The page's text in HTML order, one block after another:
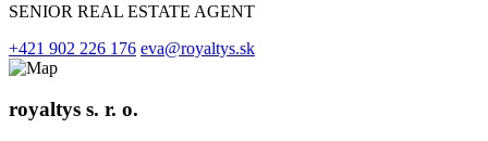
SENIOR REAL ESTATE AGENT
+421 902 226 176 eva@royaltys.sk
royaltys s. r. o.